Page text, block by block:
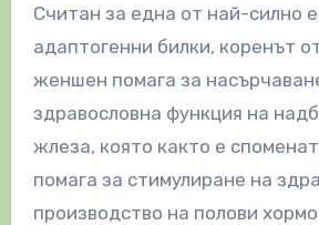
Считан за една от най-силно
адаптогенни билки, коренът
женшен помага за
здравословна функция на
жлеза, която както е
помага за стимулиране на
производство на полови